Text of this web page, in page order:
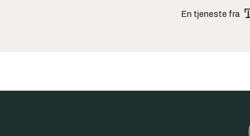
En tjeneste fra